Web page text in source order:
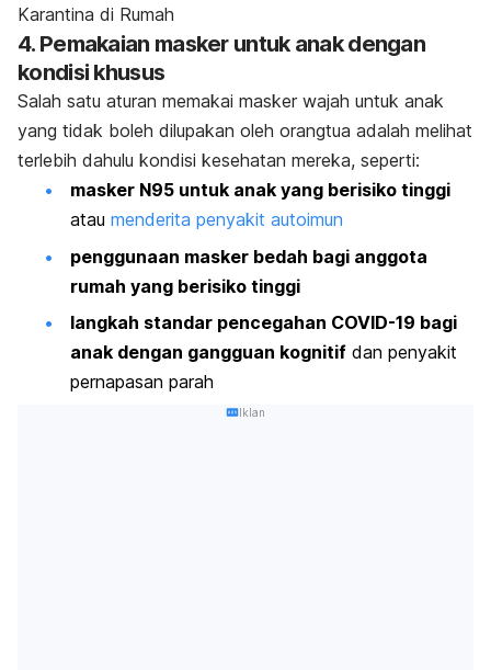
Karantina di Rumah
4. Pemakaian masker untuk anak dengan
kondisi khusus
Salah satu aturan memakai masker wajah untuk anak
yang tidak boleh dilupakan oleh orangtua adalah melihat
terlebih dahulu kondisi kesehatan mereka, seperti:
masker N95 untuk anak yang berisiko tinggi
atau menderita penyakit autoimun
penggunaan masker bedah bagi anggota
rumah yang berisiko tinggi
langkah standar pencegahan COVID-19 bagi
anak dengan gangguan kognitif dan penyakit
pernapasan parah
Iklan